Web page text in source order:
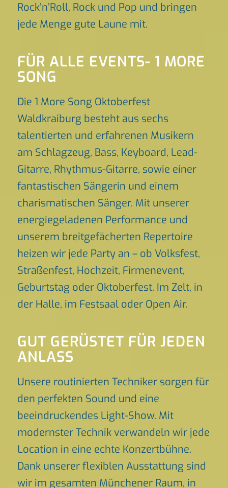
Rock’n’Roll, Rock und Pop und bringen
jede Menge gute Laune mit.
FÜR ALLE EVENTS- 1 MORE
SONG
Die 1 More Song Oktoberfest
Waldkraiburg besteht aus sechs
talentierten und erfahrenen Musikern
am Schlagzeug, Bass, Keyboard, Lead-
Gitarre, Rhythmus-Gitarre, sowie einer
fantastischen Sängerin und einem
charismatischen Sänger. Mit unserer
energiegeladenen Performance und
unserem breitgefächerten Repertoire
heizen wir jede Party an – ob Volksfest,
Straßenfest, Hochzeit, Firmenevent,
Geburtstag oder Oktoberfest. Im Zelt, in
der Halle, im Festsaal oder Open Air.
GUT GERÜSTET FÜR JEDEN
ANLASS
Unsere routinierten Techniker sorgen für
den perfekten Sound und eine
beeindruckendes Light-Show. Mit
modernster Technik verwandeln wir jede
Location in eine echte Konzertbühne.
Dank unserer flexiblen Ausstattung sind
wir im gesamten Münchener Raum, in